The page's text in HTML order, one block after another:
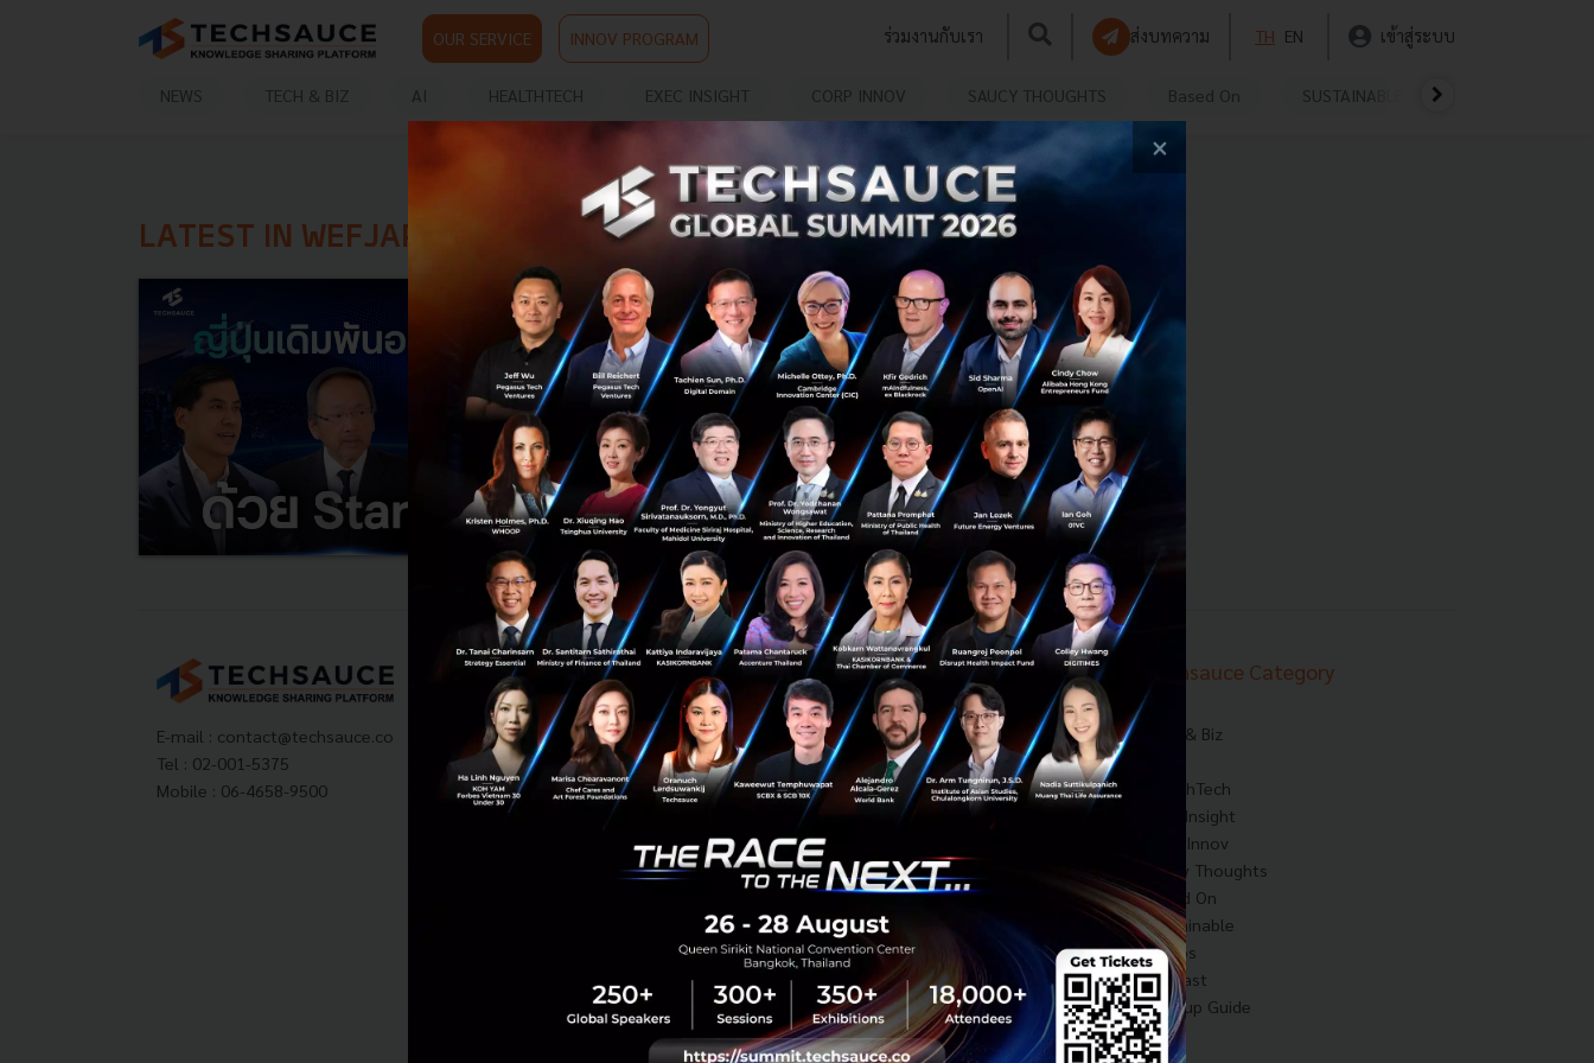
OUR SERVICE INNOV PROGRAM ร่วมงานกับเรา ส่งบทความ TH EN เข้าสู่ระบบ
NEWS TECH & BIZ AI HEALTHTECH EXEC INSIGHT CORP INNOV SAUCY THOUGHTS Based On SUSTAINABLE
LATEST IN WEFJAPAN
ญี่ปุ่นสร้าง Startup Ecosystem อย่างไร? บทเรียน
จาก Sushi Tech Tokyo l Exec Insight EP. 98
Techsauce บินตรงสู่โตเกียว คุยกับ คุณ Bing Chomprasob —
Chief Representative Officer ของ World Economic Forum
ประจำญี่ปุ่น เพื่อหาคำตอบว่าเบื้องหลัง “สูตรลับ” ของญี่ปุ่น
คืออะไร...
กรกฎาคม 2, 2026| ByTechsauce Team
0
TS Video Exec Insight WEF DEFA WEFJapan exec-insight
E-mail : contact@techsauce.co
Tel : 02-001-5375
Mobile : 06-4658-9500
Techsauce Media
About Techsauce
Techsauce Services
Privacy Policy
ส่งบทความ
Techsauce Global Summit
Trending Tags
Corporate Innovation
Digital Transformation
E-Commerce
Startup
Technology
Techsauce Category
News
Tech & Biz
HealthTech
Exec Insight
Corp Innov
Saucy Thoughts
Based On
Sustainable
Videos
Podcast
Startup Guide
×